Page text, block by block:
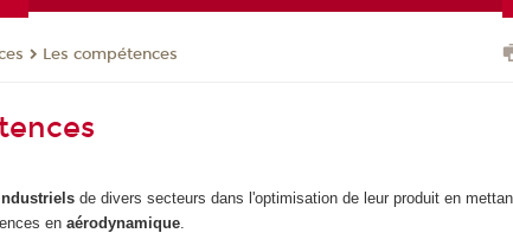
Les compétences
de divers secteurs dans l'optimisation de leur produit en
enaérodynamique